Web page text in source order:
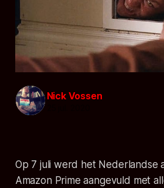
Nick Vossen
Op 7 juli werd het Nederlandse
Amazon Prime aangevuld met